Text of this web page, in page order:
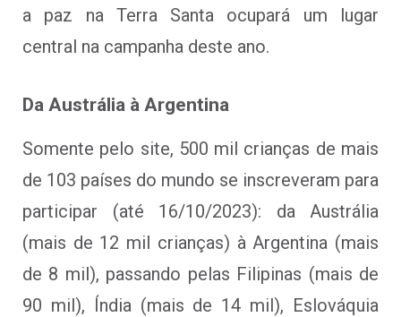
a paz na Terra Santa ocupará um lugar
central na campanha deste ano.
Da Austrália à Argentina
Somente pelo site, 500 mil crianças de mais
de 103 países do mundo se inscreveram para
participar (até 16/10/2023): da Austrália
(mais de 12 mil crianças) à Argentina (mais
de 8 mil), passando pelas Filipinas (mais de
90 mil), Índia (mais de 14 mil), Eslováquia